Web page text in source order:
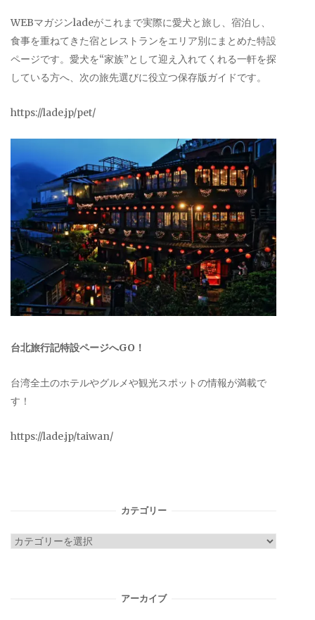
WEBマガジンladeがこれまで実際に愛犬と旅し、宿泊し、
食事を重ねてきた宿とレストランをエリア別にまとめた特設
ページです。愛犬を“家族”として迎え入れてくれる一軒を探
している方へ、次の旅先選びに役立つ保存版ガイドです。
https://lade.jp/pet/
台北旅行記特設ページへGO！
台湾全土のホテルやグルメや観光スポットの情報が満載で
す！
https://lade.jp/taiwan/
カテゴリー
カ
アーカイブ